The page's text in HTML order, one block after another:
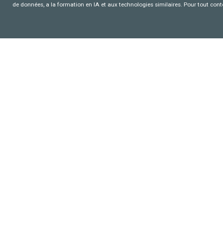
de données, a la formation en IA et aux technologies similaires. Pour tout